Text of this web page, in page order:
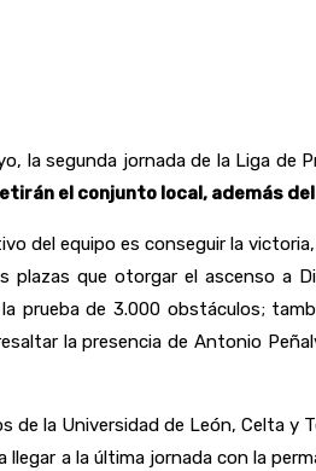
la segunda jornada de la Liga de
el conjunto local, además
del equipo es conseguir la
que otorgar el ascenso a
prueba de 3.000 obstáculos;
la presencia de Antonio
la Universidad de León, Celta
a la última jornada con la